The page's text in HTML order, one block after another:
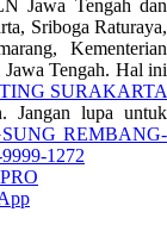
Jawa Tengah dan
Sriboga Raturaya,
Kementerian
Tengah. Hal ini
SURAKARTA
Jangan lupa untuk
REMBANG-
1272